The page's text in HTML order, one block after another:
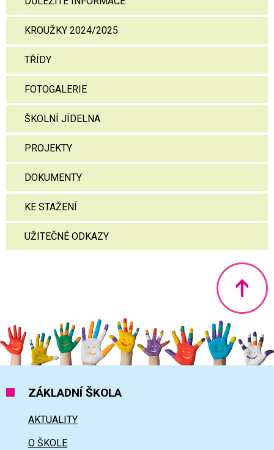
KROUŽKY 2024/2025
TŘÍDY
FOTOGALERIE
ŠKOLNÍ JÍDELNA
PROJEKTY
DOKUMENTY
KE STAŽENÍ
UŽITEČNÉ ODKAZY
ZÁKLADNÍ ŠKOLA
AKTUALITY
O ŠKOLE